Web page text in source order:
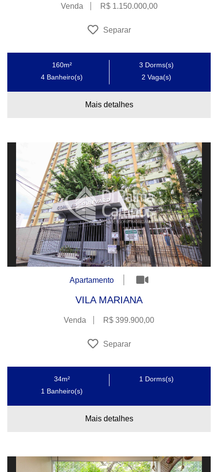
Venda R$ 1.150.000,00
Separar
160m² 3 Dorms(s)
4 Banheiro(s) 2 Vaga(s)
Mais detalhes
Apartamento
VILA MARIANA
Venda R$ 399.900,00
Separar
34m² 1 Dorms(s)
1 Banheiro(s)
Mais detalhes